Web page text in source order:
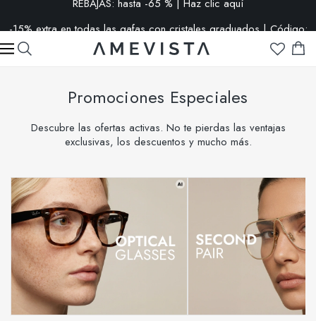
-15% extra en todas las gafas con cristales graduados | Código:
Promociones Especiales
Descubre las ofertas activas. No te pierdas las ventajas
exclusivas, los descuentos y mucho más.